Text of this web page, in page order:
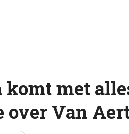
met
over Van